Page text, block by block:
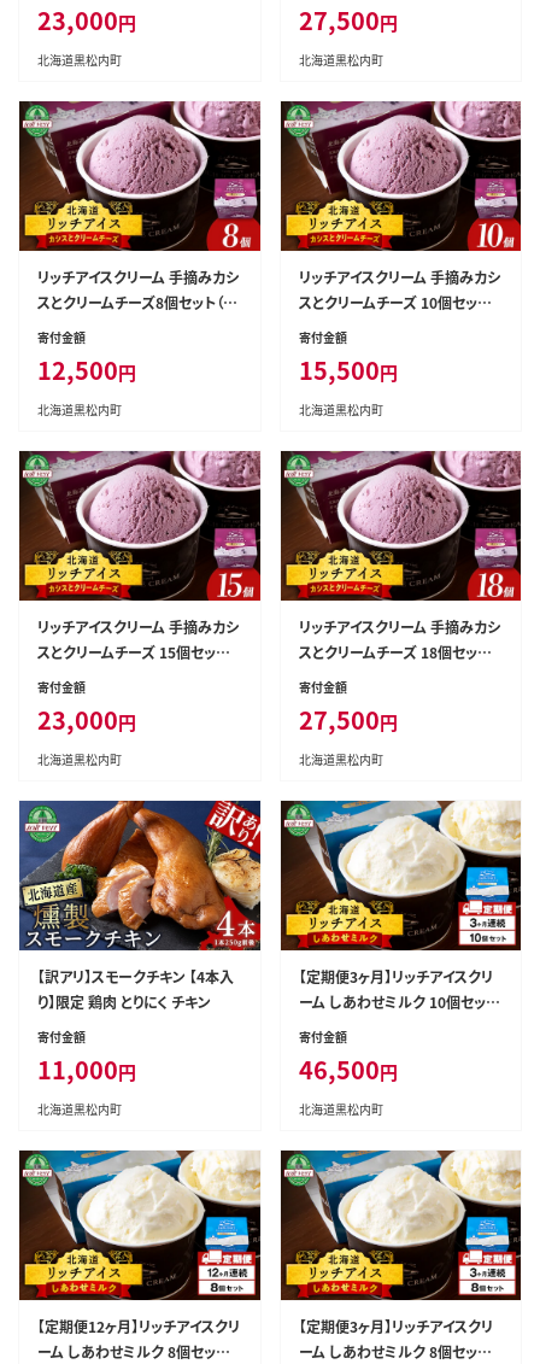
23,000円
北海道黒松内町
27,500円
北海道黒松内町
リッチアイスクリーム 手摘みカシ
スとクリームチーズ8個セット（1
00ml）アイス スイーツ おやつ
寄付金額
12,500円
北海道黒松内町
リッチアイスクリーム 手摘みカシ
スとクリームチーズ 10個セット
（100ml）アイス スイーツ おやつ
寄付金額
15,500円
北海道黒松内町
リッチアイスクリーム 手摘みカシ
スとクリームチーズ 15個セット
（100ml）アイス スイーツ おやつ
寄付金額
23,000円
北海道黒松内町
リッチアイスクリーム 手摘みカシ
スとクリームチーズ 18個セット
（100ml）アイス スイーツ おやつ
寄付金額
27,500円
北海道黒松内町
【訳アリ】スモークチキン 【4本入
り】限定 鶏肉 とりにく チキン
寄付金額
11,000円
北海道黒松内町
【定期便3ヶ月】リッチアイスクリ
ーム しあわせミルク 10個セット
（100ml）
寄付金額
46,500円
北海道黒松内町
【定期便12ヶ月】リッチアイスクリ
ーム しあわせミルク 8個セット
【定期便3ヶ月】リッチアイスクリ
ーム しあわせミルク 8個セット